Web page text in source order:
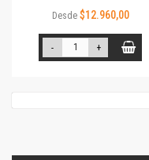
Desde $12.960,00
- +